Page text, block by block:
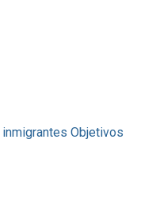
inmigrantes Objetivos